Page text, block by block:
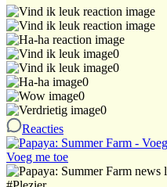
0
0
0
0
0
Reacties
Voeg me toe